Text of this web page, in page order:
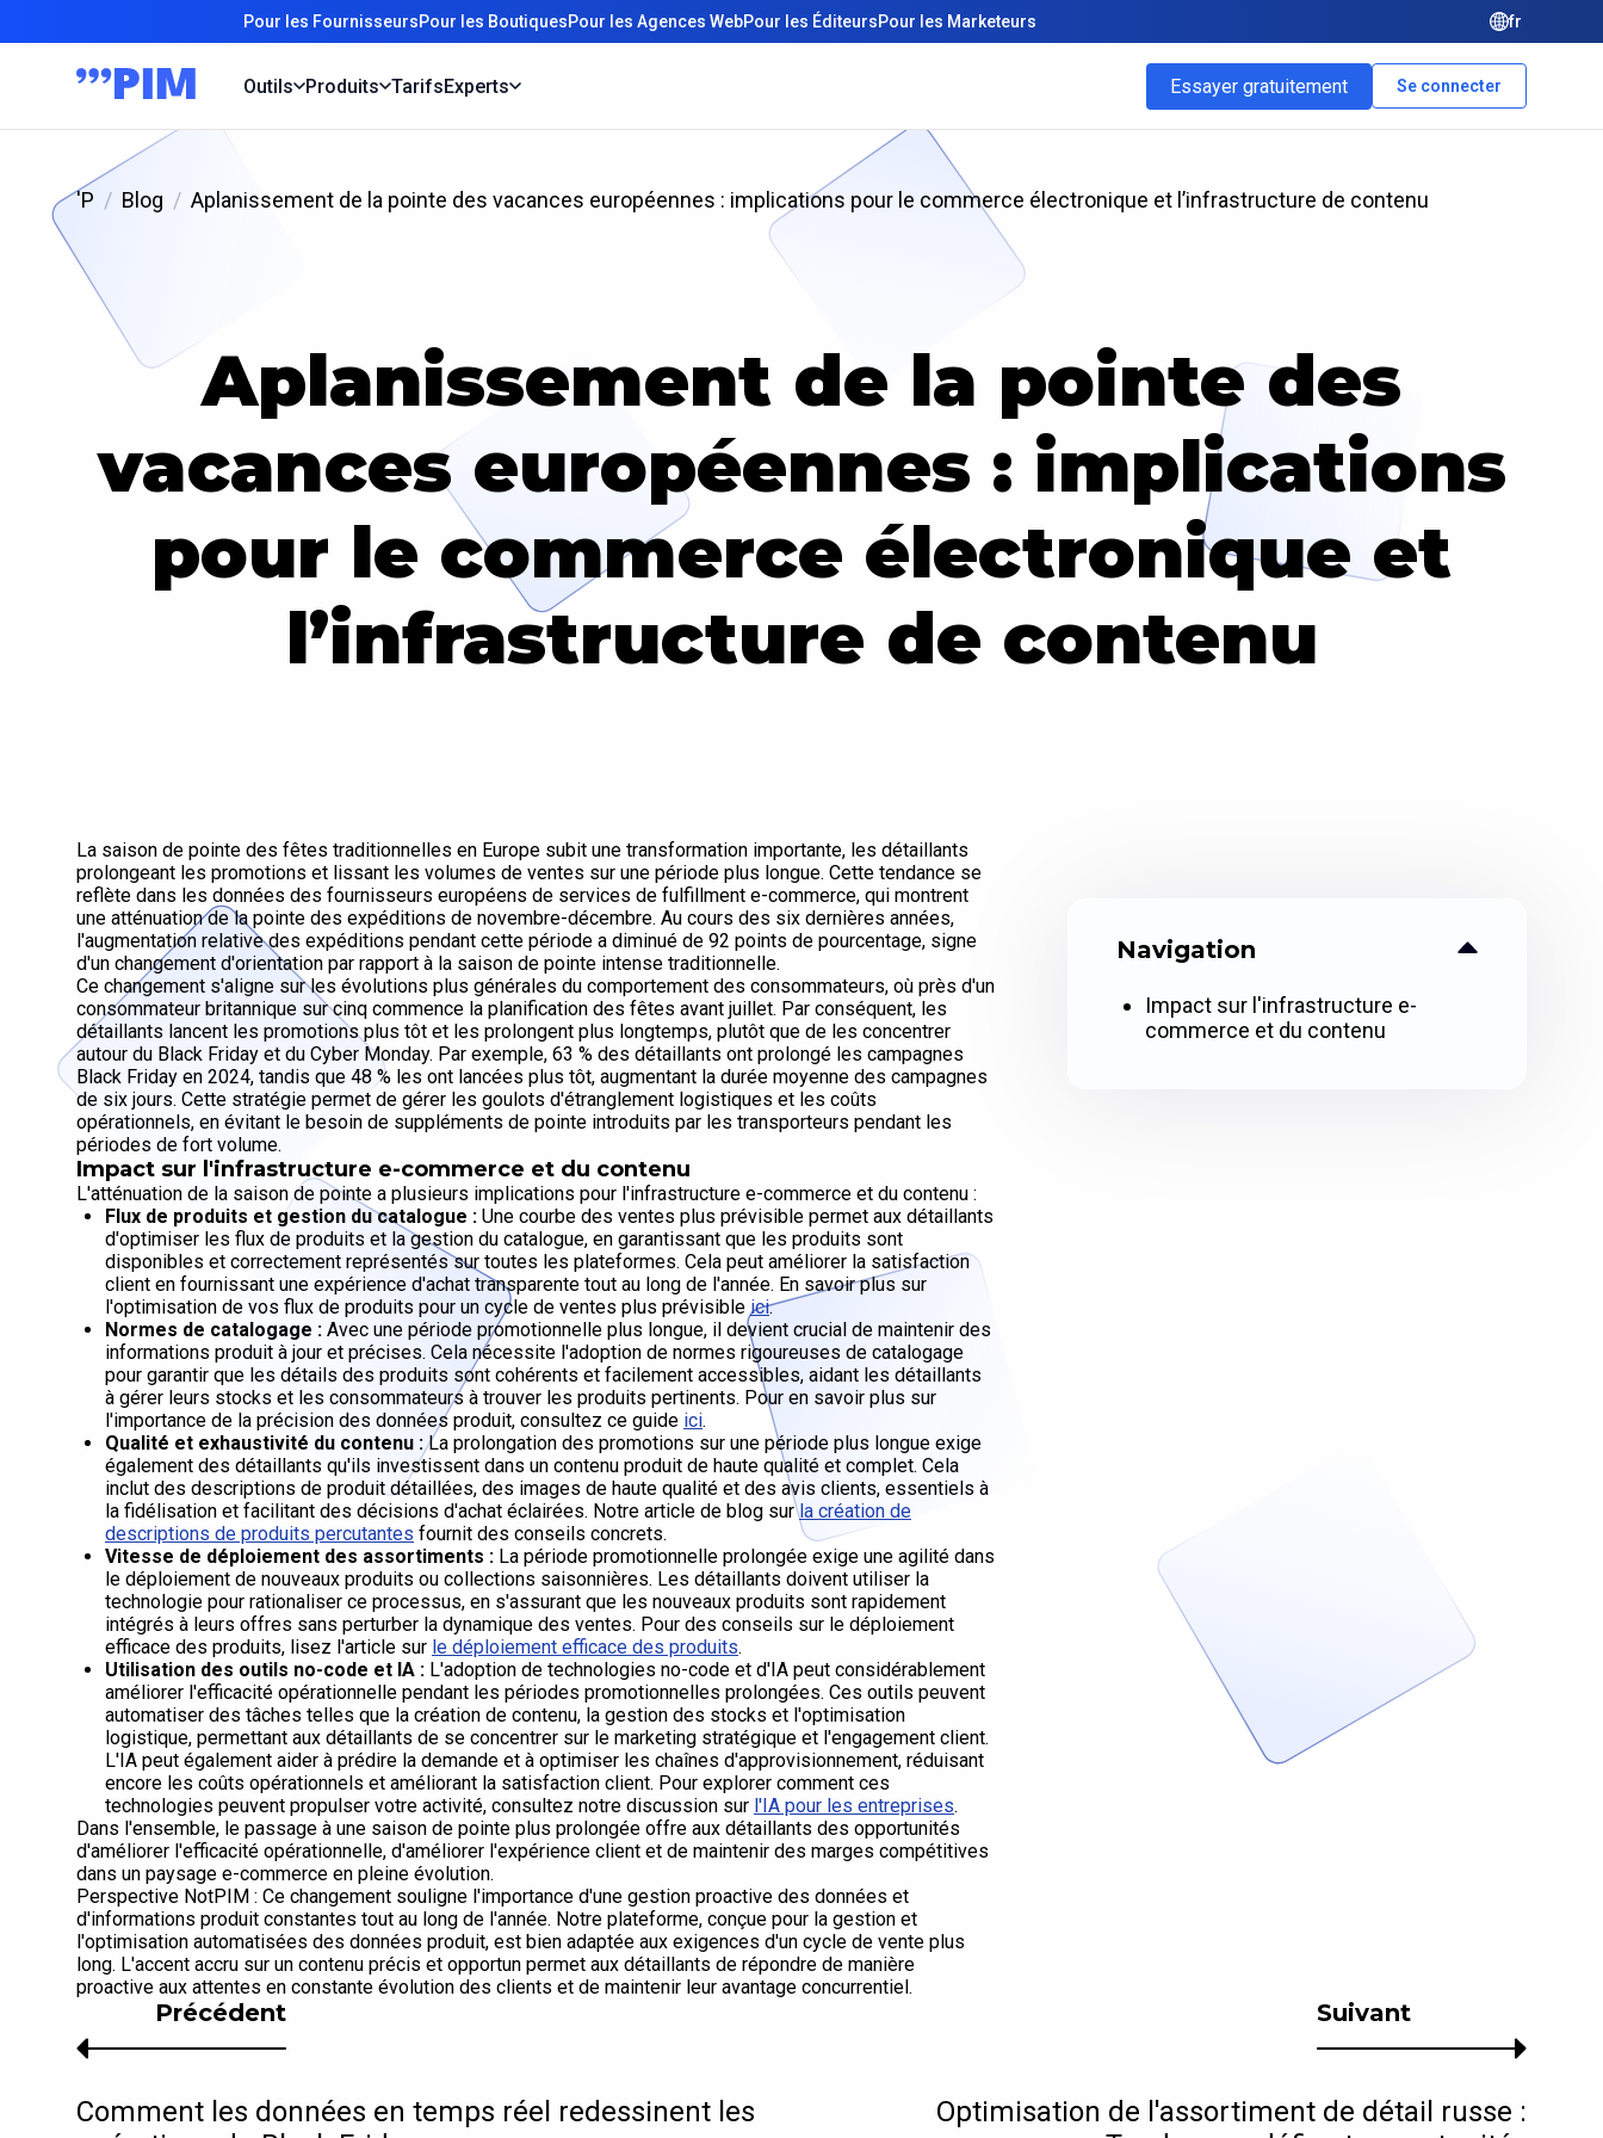
Pour les FournisseursPour les BoutiquesPour les Agences WebPour les ÉditeursPour les Marketeurs fr
Outils Produits TarifsExperts Essayer gratuitement Se connecter
'P Blog Aplanissement de la pointe des vacances européennes : implications pour le commerce électronique et l’infrastructure de contenu
Aplanissement de la pointe des
vacances européennes : implications
pour le commerce électronique et
l’infrastructure de contenu
La saison de pointe des fêtes traditionnelles en Europe subit une transformation importante, les détaillants
prolongeant les promotions et lissant les volumes de ventes sur une période plus longue. Cette tendance se
reflète dans les données des fournisseurs européens de services de fulfillment e-commerce, qui montrent
une atténuation de la pointe des expéditions de novembre-décembre. Au cours des six dernières années,
l'augmentation relative des expéditions pendant cette période a diminué de 92 points de pourcentage, signe
d'un changement d'orientation par rapport à la saison de pointe intense traditionnelle.
Ce changement s'aligne sur les évolutions plus générales du comportement des consommateurs, où près d'un
consommateur britannique sur cinq commence la planification des fêtes avant juillet. Par conséquent, les
détaillants lancent les promotions plus tôt et les prolongent plus longtemps, plutôt que de les concentrer
autour du Black Friday et du Cyber Monday. Par exemple, 63 % des détaillants ont prolongé les campagnes
Black Friday en 2024, tandis que 48 % les ont lancées plus tôt, augmentant la durée moyenne des campagnes
de six jours. Cette stratégie permet de gérer les goulots d'étranglement logistiques et les coûts
opérationnels, en évitant le besoin de suppléments de pointe introduits par les transporteurs pendant les
périodes de fort volume.
Impact sur l'infrastructure e-commerce et du contenu
L'atténuation de la saison de pointe a plusieurs implications pour l'infrastructure e-commerce et du contenu :
Flux de produits et gestion du catalogue : Une courbe des ventes plus prévisible permet aux détaillants
d'optimiser les flux de produits et la gestion du catalogue, en garantissant que les produits sont
disponibles et correctement représentés sur toutes les plateformes. Cela peut améliorer la satisfaction
client en fournissant une expérience d'achat transparente tout au long de l'année. En savoir plus sur
l'optimisation de vos flux de produits pour un cycle de ventes plus prévisible ici.
Normes de catalogage : Avec une période promotionnelle plus longue, il devient crucial de maintenir des
informations produit à jour et précises. Cela nécessite l'adoption de normes rigoureuses de catalogage
pour garantir que les détails des produits sont cohérents et facilement accessibles, aidant les détaillants
à gérer leurs stocks et les consommateurs à trouver les produits pertinents. Pour en savoir plus sur
l'importance de la précision des données produit, consultez ce guide ici.
Qualité et exhaustivité du contenu :La prolongation des promotions sur une période plus longue exige
également des détaillants qu'ils investissent dans un contenu produit de haute qualité et complet. Cela
inclut des descriptions de produit détaillées, des images de haute qualité et des avis clients, essentiels à
la fidélisation et facilitant des décisions d'achat éclairées. Notre article de blog surla création de
descriptions de produits percutantes fournit des conseils concrets.
Vitesse de déploiement des assortiments : La période promotionnelle prolongée exige une agilité dans
le déploiement de nouveaux produits ou collections saisonnières. Les détaillants doivent utiliser la
technologie pour rationaliser ce processus, en s'assurant que les nouveaux produits sont rapidement
intégrés à leurs offres sans perturber la dynamique des ventes. Pour des conseils sur le déploiement
efficace des produits, lisez l'article sur le déploiement efficace des produits.
Utilisation des outils no-code et IA : L'adoption de technologies no-code et d'IA peut considérablement
améliorer l'efficacité opérationnelle pendant les périodes promotionnelles prolongées. Ces outils peuvent
automatiser des tâches telles que la création de contenu, la gestion des stocks et l'optimisation
logistique, permettant aux détaillants de se concentrer sur le marketing stratégique et l'engagement client.
L'IA peut également aider à prédire la demande et à optimiser les chaînes d'approvisionnement, réduisant
encore les coûts opérationnels et améliorant la satisfaction client. Pour explorer comment ces
technologies peuvent propulser votre activité, consultez notre discussion sur l'IA pour les entreprises.
Dans l'ensemble, le passage à une saison de pointe plus prolongée offre aux détaillants des opportunités
d'améliorer l'efficacité opérationnelle, d'améliorer l'expérience client et de maintenir des marges compétitives
dans un paysage e-commerce en pleine évolution.
Perspective NotPIM : Ce changement souligne l'importance d'une gestion proactive des données et
d'informations produit constantes tout au long de l'année. Notre plateforme, conçue pour la gestion et
l'optimisation automatisées des données produit, est bien adaptée aux exigences d'un cycle de vente plus
long. L'accent accru sur un contenu précis et opportun permet aux détaillants de répondre de manière
proactive aux attentes en constante évolution des clients et de maintenir leur avantage concurrentiel.
Navigation
Impact sur l'infrastructure e-
commerce et du contenu
Suivant
Optimisation de l'assortiment de détail russe :
Précédent
Comment les données en temps réel redessinent les